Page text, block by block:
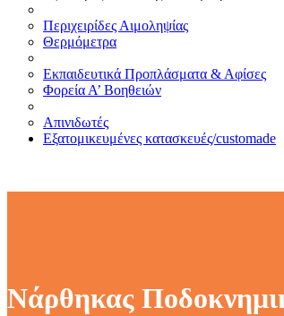
Περιχειρίδες Αιμοληψίας
Θερμόμετρα
Εκπαιδευτικά Προπλάσματα & Αφίσες
Φορεία Α’ Βοηθειών
Απινιδωτές
Εξατομικευμένες κατασκευές/customade
Νάρθηκας